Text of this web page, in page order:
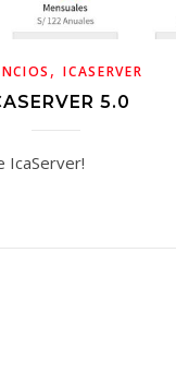
,ICASERVER
5.0
IcaServer!